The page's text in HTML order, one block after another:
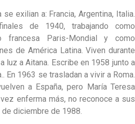
exilian a: Francia, Argentina, Italia.
de 1940, trabajando como
francesa Paris-Mondial y como
de América Latina. Viven durante
luz a Aitana. Escribe en 1958 junto a
En 1963 se trasladan a vivir a Roma.
a España, pero María Teresa
enferma más, no reconoce a sus
diciembre de 1988.